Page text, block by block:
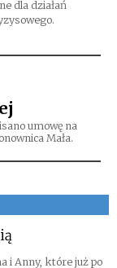
dla działań
umowę na
Mała.
i Anny, które już po